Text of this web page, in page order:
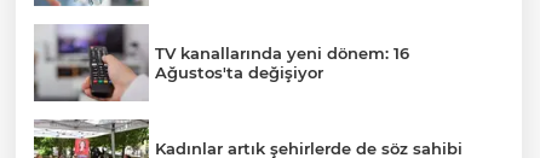
TV kanallarında yeni dönem: 16
Ağustos'ta değişiyor
Kadınlar artık şehirlerde de söz sahibi